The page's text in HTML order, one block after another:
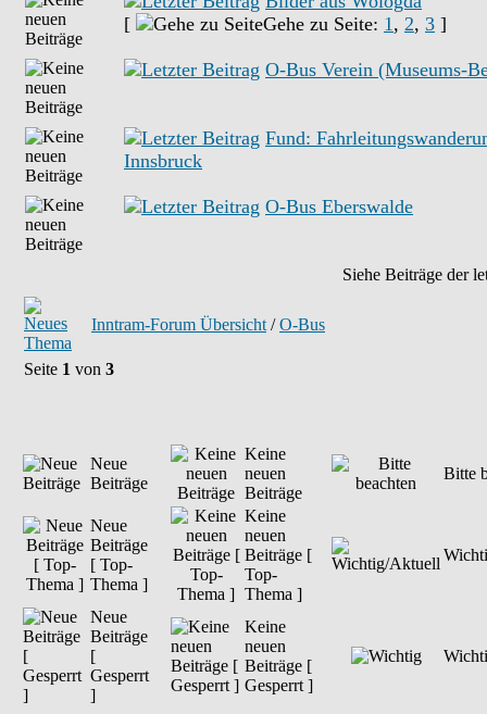
[
Gehe zu Seite: 1, 2, 3 ]
O-Bus Verein (Museums-
Fund:
Innsbruck
O-Bus Eberswalde
Siehe Beiträge der
Inntram-Forum Übersicht /O-Bus
Seite 1 von 3
Neue
Beiträge
Keine
neuen
Beiträge
Bitte
Neue
Beiträge
[ Top-
Thema ]
Keine
neuen
Beiträge [
Top-
Thema ]
Neue
Beiträge
[
Gesperrt
]
Keine
neuen
Beiträge [
Gesperrt ]